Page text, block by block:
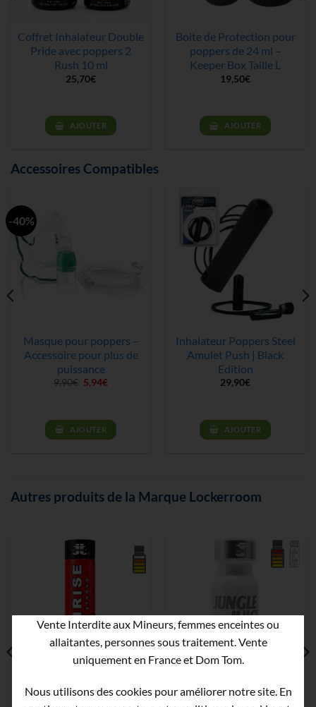
Coffret Inhalateur Double
Pride avec poppers 2
Rush 10 ml
25,70€
AJOUTER
Boite de Protection pour
poppers de 24 ml –
Keeper Box Taille L
19,50€
AJOUTER
Accessoires Compatibles
-40%
Masque pour poppers –
Accessoire pour plus de
puissance
9,90€ Le
prix
9,90€.
5,94€Le
5,94€.
AJOUTER
Inhalateur Poppers Steel
Amulet Push | Black
Edition
29,90€
AJOUTER
Autres produits de la Marque Lockerroom
Poppers Highrise Rouge
Ultra Strong Lockerroom
Poppers Jungle Juice
Supreme Steel
Vente Interdite aux Mineurs, femmes enceintes ou
allaitantes, personnes sous traitement. Vente
uniquement en France et Dom Tom.
Nous utilisons des cookies pour améliorer notre site. En